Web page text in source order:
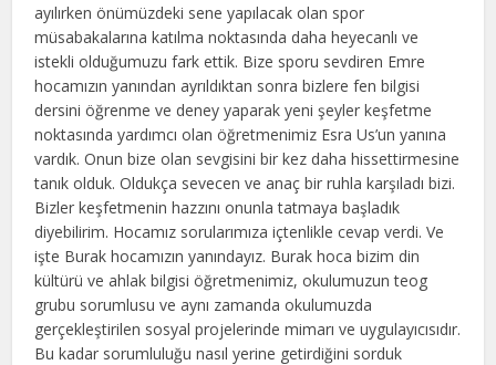
ayılırken önümüzdeki sene yapılacak olan spor
müsabakalarına katılma noktasında daha heyecanlı ve
istekli olduğumuzu fark ettik. Bize sporu sevdiren Emre
hocamızın yanından ayrıldıktan sonra bizlere fen bilgisi
dersini öğrenme ve deney yaparak yeni şeyler keşfetme
noktasında yardımcı olan öğretmenimiz Esra Us’un yanına
vardık. Onun bize olan sevgisini bir kez daha hissettirmesine
tanık olduk. Oldukça sevecen ve anaç bir ruhla karşıladı bizi.
Bizler keşfetmenin hazzını onunla tatmaya başladık
diyebilirim. Hocamız sorularımıza içtenlikle cevap verdi. Ve
işte Burak hocamızın yanındayız. Burak hoca bizim din
kültürü ve ahlak bilgisi öğretmenimiz, okulumuzun teog
grubu sorumlusu ve aynı zamanda okulumuzda
gerçekleştirilen sosyal projelerinde mimarı ve uygulayıcısıdır.
Bu kadar sorumluluğu nasıl yerine getirdiğini sorduk